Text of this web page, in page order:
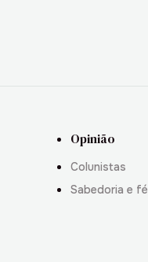
Opinião
Colunistas
Sabedoria e fé